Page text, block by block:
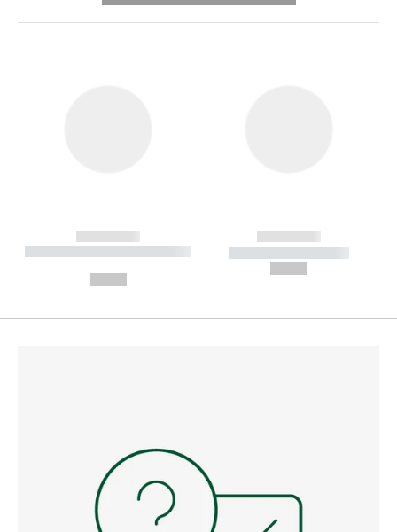
------------
----------- ----------- --------
------------
----------- -----------